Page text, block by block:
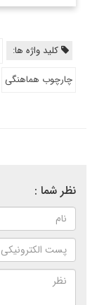
کلید واژه ها:
چارچوب هماهنگی
نظر شما :